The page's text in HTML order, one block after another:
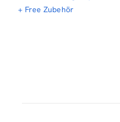
+ Free Zubehör